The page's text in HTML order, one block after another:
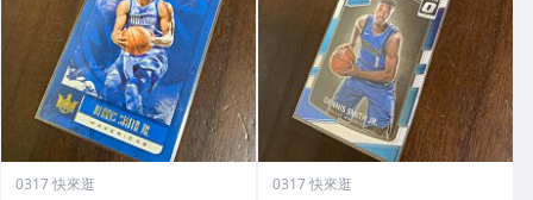
0317 快來逛 0317 快來逛